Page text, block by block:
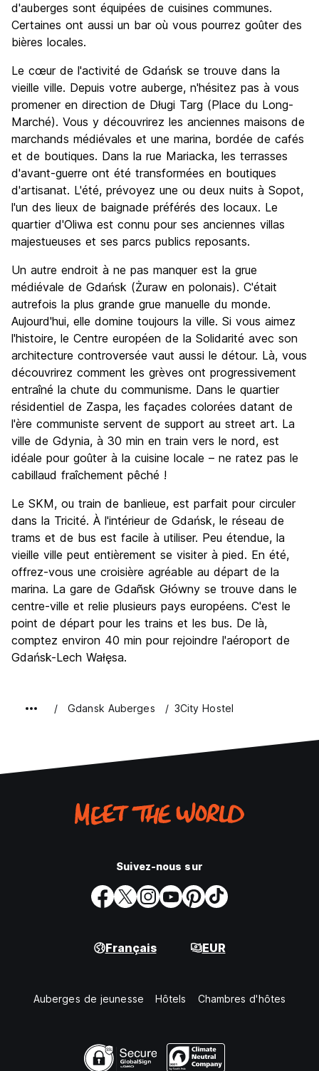
d'auberges sont équipées de cuisines communes.
Certaines ont aussi un bar où vous pourrez goûter des
bières locales.
Le cœur de l'activité de Gdańsk se trouve dans la
vieille ville. Depuis votre auberge, n'hésitez pas à vous
promener en direction de Długi Targ (Place du Long-
Marché). Vous y découvrirez les anciennes maisons de
marchands médiévales et une marina, bordée de cafés
et de boutiques. Dans la rue Mariacka, les terrasses
d'avant-guerre ont été transformées en boutiques
d'artisanat. L'été, prévoyez une ou deux nuits à Sopot,
l'un des lieux de baignade préférés des locaux. Le
quartier d'Oliwa est connu pour ses anciennes villas
majestueuses et ses parcs publics reposants.
Un autre endroit à ne pas manquer est la grue
médiévale de Gdańsk (Żuraw en polonais). C'était
autrefois la plus grande grue manuelle du monde.
Aujourd'hui, elle domine toujours la ville. Si vous aimez
l'histoire, le Centre européen de la Solidarité avec son
architecture controversée vaut aussi le détour. Là, vous
découvrirez comment les grèves ont progressivement
entraîné la chute du communisme. Dans le quartier
résidentiel de Zaspa, les façades colorées datant de
l'ère communiste servent de support au street art. La
ville de Gdynia, à 30 min en train vers le nord, est
idéale pour goûter à la cuisine locale – ne ratez pas le
cabillaud fraîchement pêché !
Le SKM, ou train de banlieue, est parfait pour circuler
dans la Tricité. À l'intérieur de Gdańsk, le réseau de
trams et de bus est facile à utiliser. Peu étendue, la
vieille ville peut entièrement se visiter à pied. En été,
offrez-vous une croisière agréable au départ de la
marina. La gare de Gdañsk Główny se trouve dans le
centre-ville et relie plusieurs pays européens. C'est le
point de départ pour les trains et les bus. De là,
comptez environ 40 min pour rejoindre l'aéroport de
Gdańsk-Lech Wałęsa.
Gdansk Auberges 3City Hostel
Suivez-nous sur
Français EUR
Auberges de jeunesse Hôtels Chambres d'hôtes